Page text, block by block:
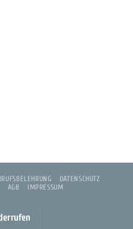
DATENSCHUTZ
AGB IMPRESSUM